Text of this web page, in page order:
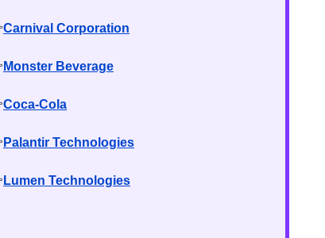
Carnival Corporation
Monster Beverage
Coca-Cola
Palantir Technologies
Lumen Technologies